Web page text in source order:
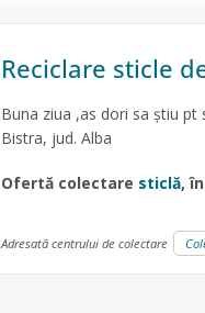
Reciclare sticle
Buna ziua ,as dori sa știu
Bistra, jud. Alba
Ofertă colectare sticlă, în
Adresată centrului de colectare